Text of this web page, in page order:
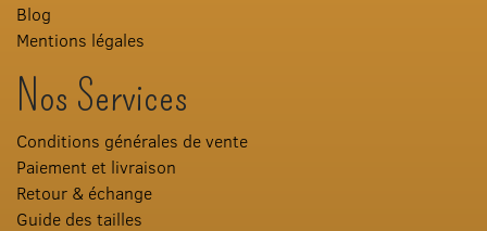
Blog
Mentions légales
Nos Services
Conditions générales de vente
Paiement et livraison
Retour & échange
Guide des tailles